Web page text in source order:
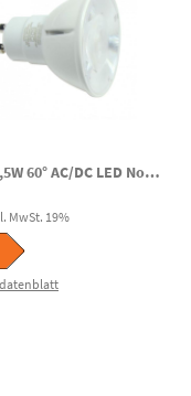
GU10 6,5W 60° AC/DC LED Notlicht Spot CRI90 600lm 4000K 80-269V DC 220-240V AC
MwSt. 19%